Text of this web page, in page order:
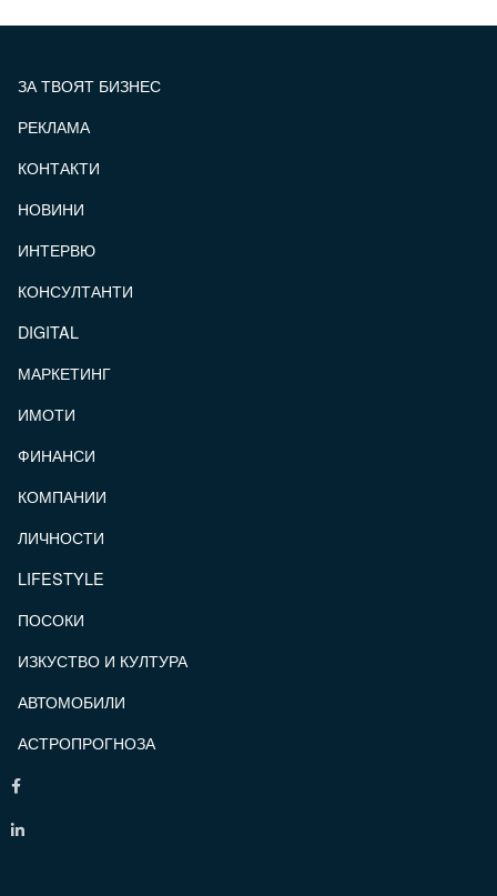
ЗА ТВОЯТ БИЗНЕС
РЕКЛАМА
КОНТАКТИ
НОВИНИ
ИНТЕРВЮ
КОНСУЛТАНТИ
DIGITAL
МАРКЕТИНГ
ИМОТИ
ФИНАНСИ
КОМПАНИИ
ЛИЧНОСТИ
LIFESTYLE
ПОСОКИ
ИЗКУСТВО И КУЛТУРА
АВТОМОБИЛИ
АСТРОПРОГНОЗА